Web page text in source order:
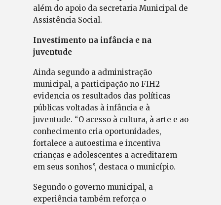
além do apoio da secretaria Municipal de
Assistência Social.
Investimento na infância e na
juventude
Ainda segundo a administração
municipal, a participação no FIH2
evidencia os resultados das políticas
públicas voltadas à infância e à
juventude. “O acesso à cultura, à arte e ao
conhecimento cria oportunidades,
fortalece a autoestima e incentiva
crianças e adolescentes a acreditarem
em seus sonhos”, destaca o município.
Segundo o governo municipal, a
experiência também reforça o